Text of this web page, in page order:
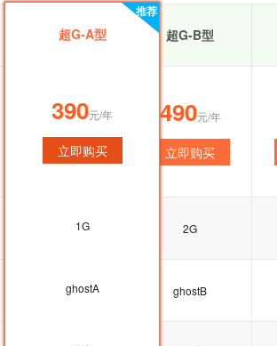
超G-A型 超G-B型
390元/年
立即购买
490元/年
立即购买
2G
ghostA ghostB
推荐
超G-A型
390元/年
立即购买
1G
ghostA